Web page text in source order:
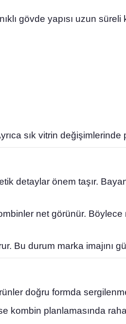
gövde yapısı uzun süreli
sık vitrin değişimlerinde
detaylar önem taşır.
net görünür.
Bu durum marka imajını
doğru formda
planlamasında